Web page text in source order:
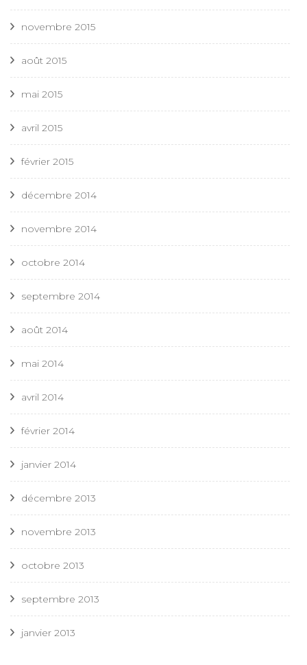
novembre 2015
août 2015
mai 2015
avril 2015
février 2015
décembre 2014
novembre 2014
octobre 2014
septembre 2014
août 2014
mai 2014
avril 2014
février 2014
janvier 2014
décembre 2013
novembre 2013
octobre 2013
septembre 2013
janvier 2013